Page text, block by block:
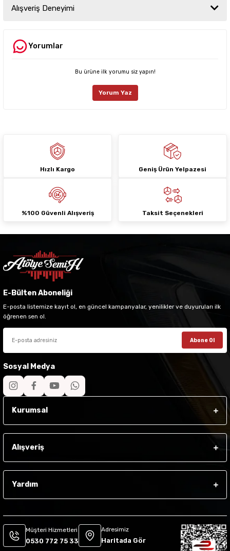
yetersiz gördüğünüz noktaları öneri formunu kullanarak tarafımıza
iletebilirsiniz.
Ürün resmi kalitesiz, bozuk veya görüntülenemiyor.
Ürün fiyatı diğer sitelerden daha pahalı.
Alışveriş Deneyimi
Deneyimini Paylaş
Yorumlar
Bu ürüne ilk yorumu siz yapın!
Yorum Yaz
Hızlı Kargo Geniş Ürün Yelpazesi
%100 Güvenli Alışveriş Taksit Seçenekleri
E-Bülten Aboneliği
E-posta listemize kayıt ol, en güncel kampanyalar, yenilikler ve duyuruları ilk
öğrenen sen ol.
Abone Ol
Sosyal Medya
Kurumsal
Alışveriş
Yardım
Müşteri Hizmetleri
0530 772 75 33
Adresimiz
Haritada Gör